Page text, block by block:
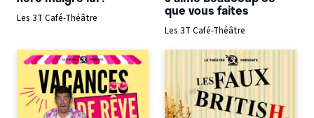
Les 3T Café-Théâtre que vous faites
Les 3T Café-Théâtre